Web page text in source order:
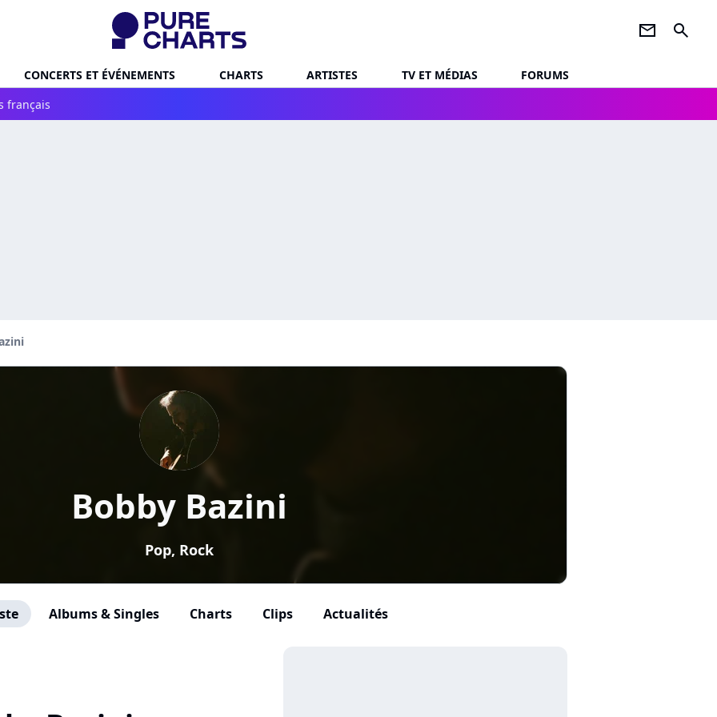
newsletter search
CONCERTS ET ÉVÉNEMENTS CHARTS ARTISTES TV ET MÉDIAS
FORUMS
français
Bobby Bazini
Pop, Rock
Albums & Singles Charts Clips Actualités